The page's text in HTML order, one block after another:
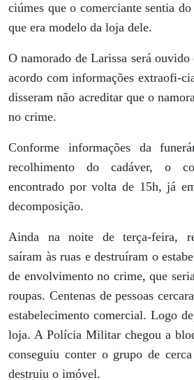
ciúmes que o comerciante sentia
que era modelo da loja dele.
O namorado de Larissa será
acordo com informações extraofi-
disseram não acreditar que o
no crime.
Conforme informações da
recolhimento do cadáver, o
encontrado por volta de 15h, já
decomposição.
Ainda na noite de terça-feira,
saíram às ruas e destruíram o
de envolvimento no crime, que
roupas. Centenas de pessoas
estabelecimento comercial. Logo
loja. A Polícia Militar chegou a
conseguiu conter o grupo de
destruiu o imóvel.